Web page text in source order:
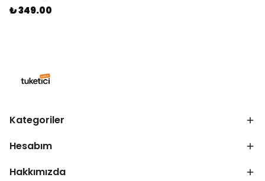
₺ 349.00
Kategoriler
Hesabım
Hakkımızda